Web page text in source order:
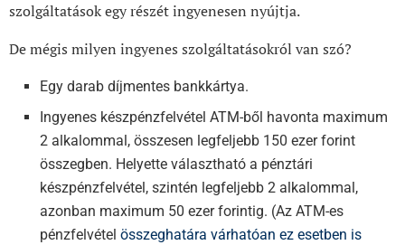
szolgáltatások egy részét ingyenesen nyújtja.
De mégis milyen ingyenes szolgáltatásokról van szó?
Egy darab díjmentes bankkártya.
Ingyenes készpénzfelvétel ATM-ből havonta maximum
2 alkalommal, összesen legfeljebb 150 ezer forint
összegben. Helyette választható a pénztári
készpénzfelvétel, szintén legfeljebb 2 alkalommal,
azonban maximum 50 ezer forintig. (Az ATM-es
pénzfelvételösszeghatára várhatóan ez esetben is